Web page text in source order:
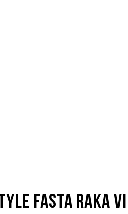
Fasta Raka